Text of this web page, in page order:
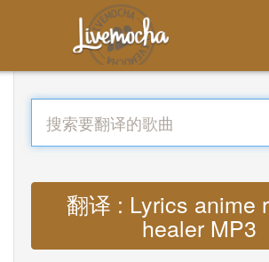
翻译 : Lyrics anime
healer MP3